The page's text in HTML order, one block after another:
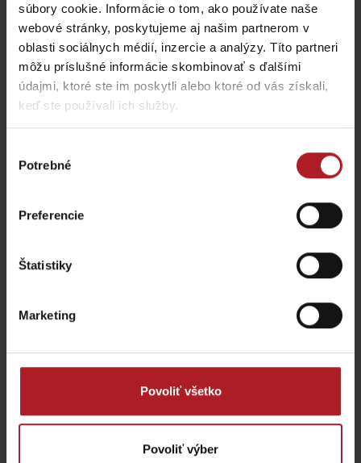
súbory cookie. Informácie o tom, ako používate naše
webové stránky, poskytujeme aj našim partnerom v
oblasti sociálnych médií, inzercie a analýzy. Títo partneri
môžu príslušné informácie skombinovať s ďalšími
údajmi, ktoré ste im poskytli alebo ktoré od vás získali,
keď ste používali ich služby.
súhlasu
Potrebné
Preferencie
Štatistiky
Marketing
Povoliť všetko
Povoliť výber
Jasná Iné lokality
Nová výstava Sanctus
Liptovský Mikuláš
všetky články
Viac informácií o Liptov region karte aj v
Prosím, pre zobrazenie videa,akceptujte cookies pre
marketing.